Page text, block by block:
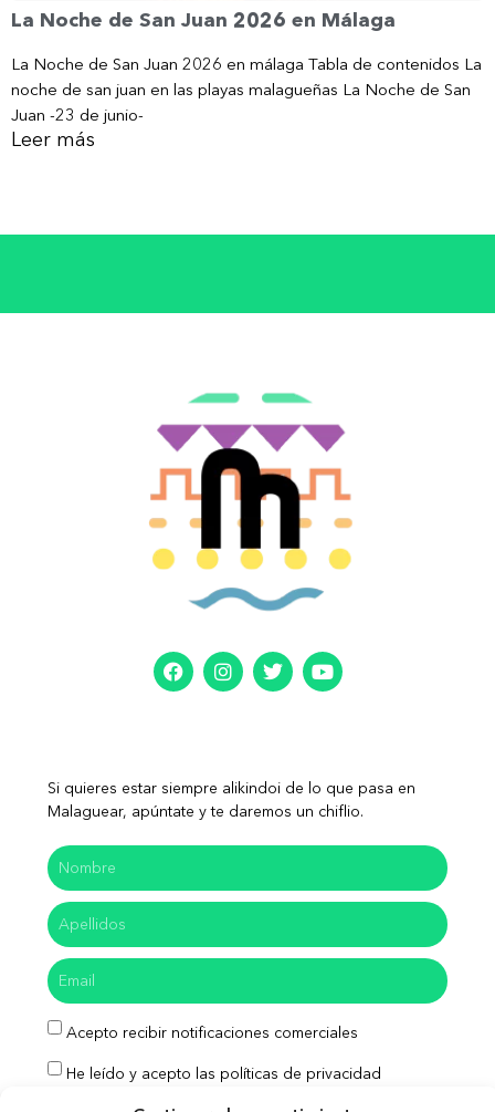
La Noche de San Juan 2026 en Málaga
La Noche de San Juan 2026 en málaga Tabla de contenidos La
noche de san juan en las playas malagueñas La Noche de San
Juan -23 de junio-
Leer más
Si quieres estar siempre alikindoi de lo que pasa en
Malaguear, apúntate y te daremos un chiflio.
Acepto recibir notificaciones comerciales
He leído y acepto las políticas de privacidad